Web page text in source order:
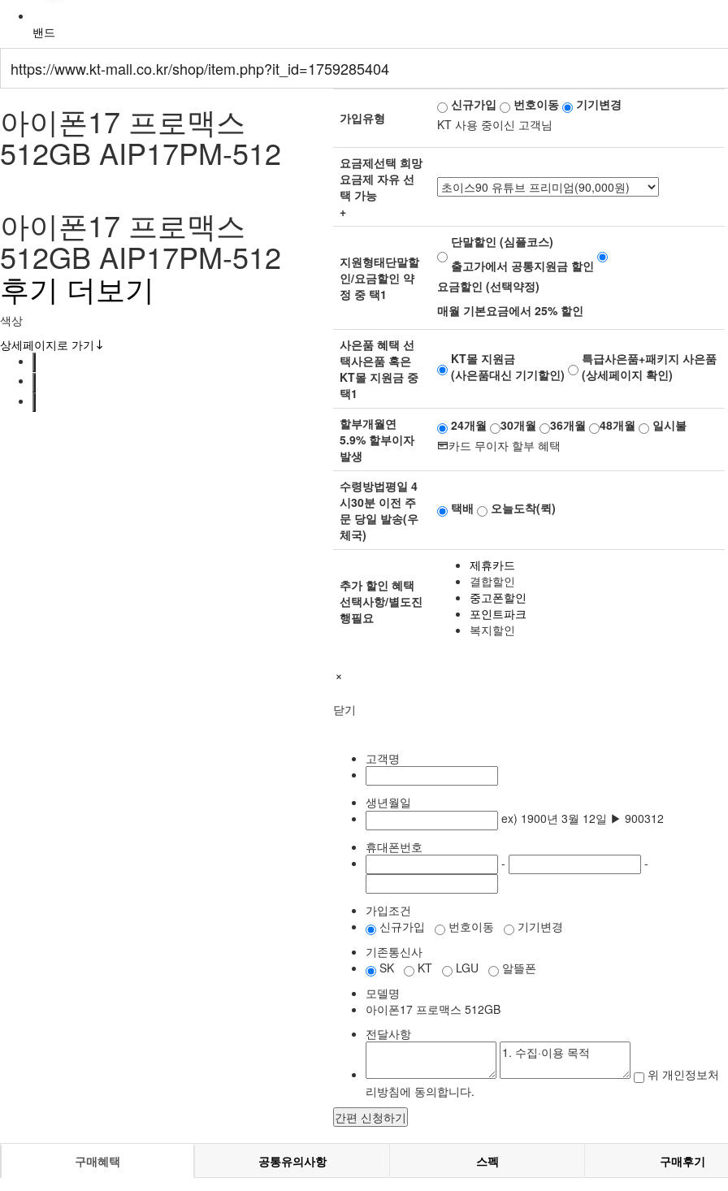
밴드
아이폰17 프로맥스
512GB AIP17PM-512
아이폰17 프로맥스
512GB AIP17PM-512
후기 더보기
색상
상세페이지로 가기
가입유형
신규가입 번호이동
기기변경
KT 사용 중이신 고객님
요금제선택 희망
요금제 자유 선
택 가능
+
지원형태단말할
인/요금할인 약
정 중 택1
단말할인 (심플코스)
출고가에서 공통지원금 할인
요금할인 (선택약정)
매월 기본요금에서 25% 할인
사은품 혜택 선
택사은품 혹은
KT몰 지원금 중
택1
KT몰 지원금
(사은품대신 기기할인)
특급사은품+패키지 사은품
(상세페이지 확인)
할부개월연
5.9% 할부이자
발생
24개월 30개월 36개월 48개월
일시불
카드 무이자 할부 혜택
수령방법평일 4
시30분 이전 주
문 당일 발송(우
체국)
택배 오늘도착(퀵)
추가 할인 혜택
선택사항/별도진
행필요
제휴카드
결합할인
중고폰할인
포인트파크
복지할인
닫기
고객명
생년월일
ex) 1900년 3월 12일 ▶ 900312
휴대폰번호
-
-
가입조건
신규가입
번호이동
기기변경
기존통신사
SK
KT LGU
알뜰폰
모델명
아이폰17 프로맥스 512GB
전달사항
위 개인정보처
리방침에 동의합니다.
간편 신청하기
구매혜택 공통유의사항 스펙 구매후기